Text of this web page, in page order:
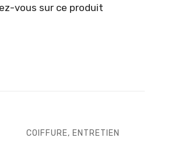
vous sur ce produit
COIFFURE, ENTRETIEN